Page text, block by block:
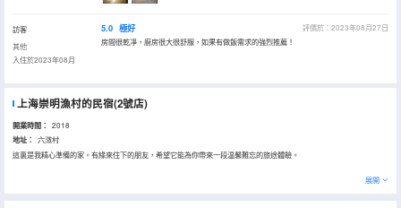
訪客
其他
入住於2023年08月
5.0 極好
評價於：2023年08月27日
房間很乾凈，廚房很大很舒服，如果有做飯需求的強烈推薦！
上海崇明漁村的民宿(2號店)
開業時間： 2018
地址：
六滧村
這裏是我精心準備的家。有緣來住下的朋友，希望它能為你帶來一段温馨難忘的旅途體驗。
展開